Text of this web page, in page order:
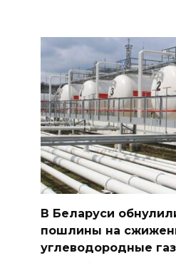
В Беларуси
пошлины на
углеводородные